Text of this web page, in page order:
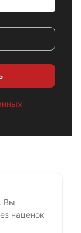
Вы
наценок